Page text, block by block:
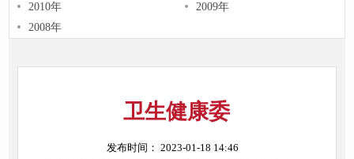
2010年
2009年
2008年
卫生健康委
发布时间： 2023-01-18 14:46